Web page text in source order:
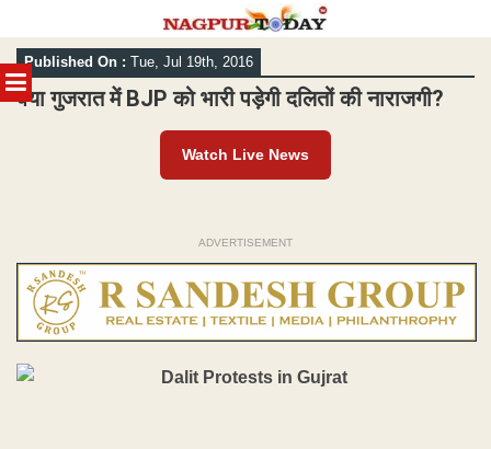
MENU
Skip
to
content
Published On : Tue, Jul 19th, 2016
क्या गुजरात में BJP को भारी पड़ेगी दलितों की नाराजगी?
Watch Live News
ADVERTISEMENT